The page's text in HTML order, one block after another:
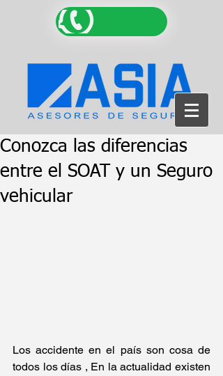
Conozca las diferencias
entre el SOAT y un Seguro
vehicular
Los accidente en el país son cosa de
todos los días , En la actualidad existen